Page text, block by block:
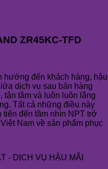
ZR45KC-TFD
đến khách hàng, hậu
dịch vụ sau bán hàng
tận tâm và luôn luôn lắng
Tất cả những điều này
đến tầm nhìn NPT trở
Nam về sản phẩm phục
- DỊCH VỤ HẬU MÃI